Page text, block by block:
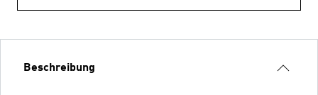
Beschreibung